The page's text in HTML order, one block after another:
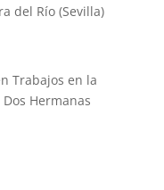
del Río (Sevilla)
Trabajos en la
Dos Hermanas